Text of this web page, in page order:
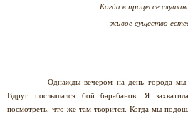
Когда в процессе
живое существо
Однажды вечером на день города мы
Вдруг послышался бой барабанов. Я
посмотреть, что же там творится. Когда мы